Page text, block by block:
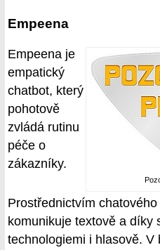
Empeena
Empeena je
empatický
chatbot, který
pohotově
zvládá rutinu
péče o
zákazníky.
Prostřednictvím
komunikuje textově a díky
technologiemi i hlasově. V